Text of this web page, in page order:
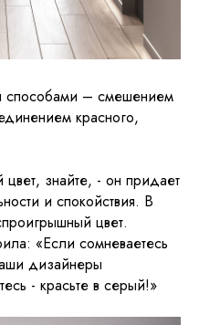
способами – смешением
красного,
знайте, - он придает
и спокойствия. В
цвет.
«Если сомневаетесь
дизайнеры
- красьте в серый!»